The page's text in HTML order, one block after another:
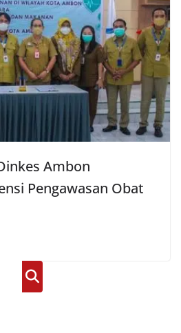
Ambon
Pengawasan Obat
Cari